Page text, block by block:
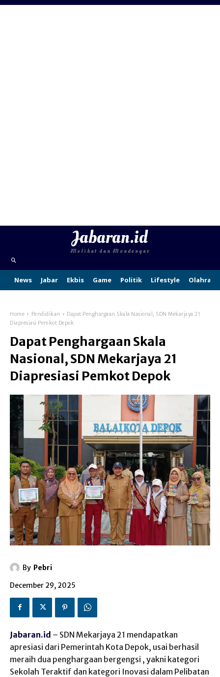
Jabaran.id
Melihat dan Mendengar
News Jabar Ekbis Game Politik Lifestyle Olahraga
Home Pendidikan
Dapat Penghargaan Skala Nasional, SDN Mekarjaya 21
Diapresiasi Pemkot Depok
Dapat Penghargaan Skala
Nasional, SDN Mekarjaya 21
Diapresiasi Pemkot Depok
By Pebri
December 29, 2025
Jabaran.id – SDN Mekarjaya 21 mendapatkan
apresiasi dari Pemerintah Kota Depok, usai berhasil
meraih dua penghargaan bergengsi , yakni kategori
Sekolah Teraktif dan kategori Inovasi dalam Pelibatan